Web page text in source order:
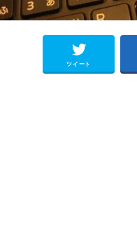
ツイート